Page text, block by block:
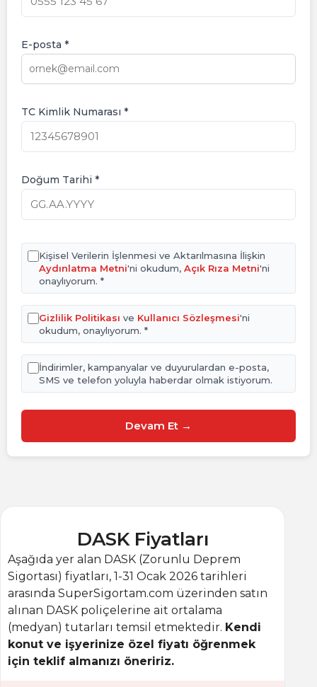
E-posta *
TC Kimlik Numarası *
Doğum Tarihi *
Kişisel Verilerin İşlenmesi ve Aktarılmasına İlişkin
Aydınlatma Metni'ni okudum, Açık Rıza Metni'ni
onaylıyorum. *
Gizlilik Politikası ve Kullanıcı Sözleşmesi'ni
okudum, onaylıyorum. *
İndirimler, kampanyalar ve duyurulardan e-posta,
SMS ve telefon yoluyla haberdar olmak istiyorum.
Devam Et →
DASK Fiyatları
Aşağıda yer alan DASK (Zorunlu Deprem
Sigortası) fiyatları, 1-31 Ocak 2026 tarihleri
arasında SuperSigortam.com üzerinden satın
alınan DASK poliçelerine ait ortalama
(medyan) tutarları temsil etmektedir. Kendi
konut ve işyerinize özel fiyatı öğrenmek
için teklif almanızı öneririz.